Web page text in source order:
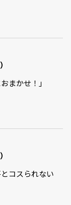
まかせ！」
コスられない